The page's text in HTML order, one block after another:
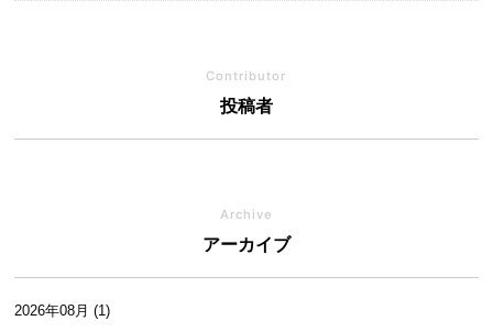
Contributor
投稿者
Archive
アーカイブ
2026年08月 (1)